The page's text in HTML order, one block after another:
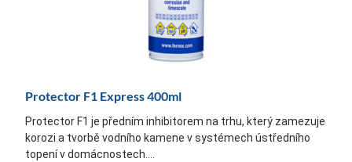
Protector F1 Express 400ml
Protector F1 je předním inhibitorem na trhu, který zamezuje
korozi a tvorbě vodního kamene v systémech ústředního
topení v domácnostech....